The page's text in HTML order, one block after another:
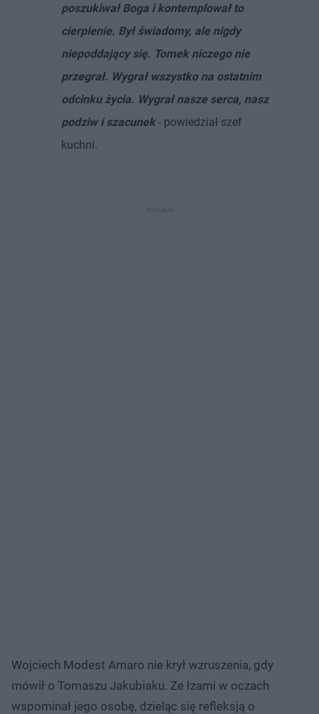
poszukiwał Boga i kontemplował to
cierpienie. Był świadomy, ale nigdy
niepoddający się. Tomek niczego nie
przegrał. Wygrał wszystko na ostatnim
odcinku życia. Wygrał nasze serca, nasz
podziw i szacunek - powiedział szef
kuchni.
Wojciech Modest Amaro nie krył wzruszenia, gdy
mówił o Tomaszu Jakubiaku. Ze łzami w oczach
wspominał jego osobę, dzieląc się refleksją o